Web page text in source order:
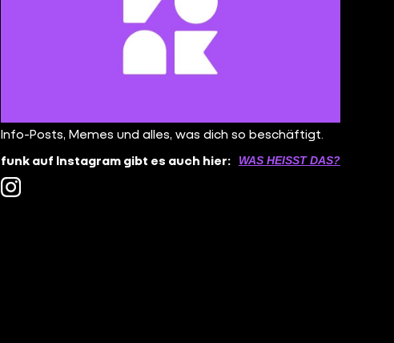
Info-Posts, Memes und alles, was dich so beschäftigt.
funk auf Instagram gibt es auch hier:
WAS HEISST DAS?